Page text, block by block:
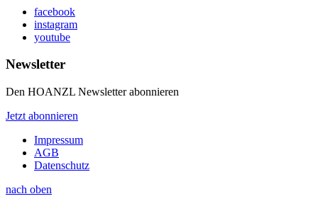
facebook
instagram
youtube
Newsletter
Den HOANZL Newsletter abonnieren
Jetzt abonnieren
Impressum
AGB
Datenschutz
nach oben